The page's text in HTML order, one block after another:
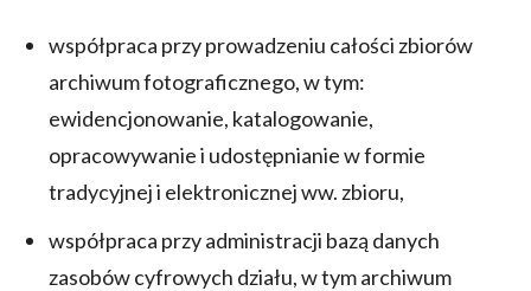
współpraca przy prowadzeniu całości zbiorów
archiwum fotograficznego, w tym:
ewidencjonowanie, katalogowanie,
opracowywanie i udostępnianie w formie
tradycyjnej i elektronicznej ww. zbioru,
współpraca przy administracji bazą danych
zasobów cyfrowych działu, w tym archiwum